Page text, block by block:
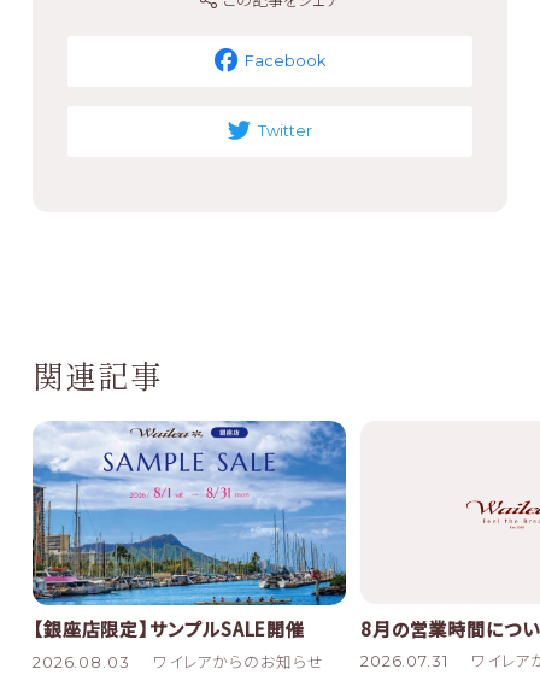
Facebook
Twitter
関連記事
【銀座店限定】サンプルSALE開催
2026.08.03 ワイレアからのお知らせ
8月の営業時間につ
2026.07.31 ワイレア